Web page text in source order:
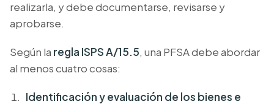
realizarla, y debe documentarse, revisarse y
aprobarse.
Según la regla ISPS A/15.5, una PFSA debe abordar
al menos cuatro cosas:
Identificación y evaluación de los bienes e